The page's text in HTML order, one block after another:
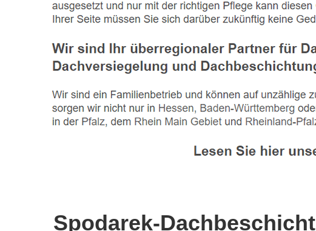
Spodarek-